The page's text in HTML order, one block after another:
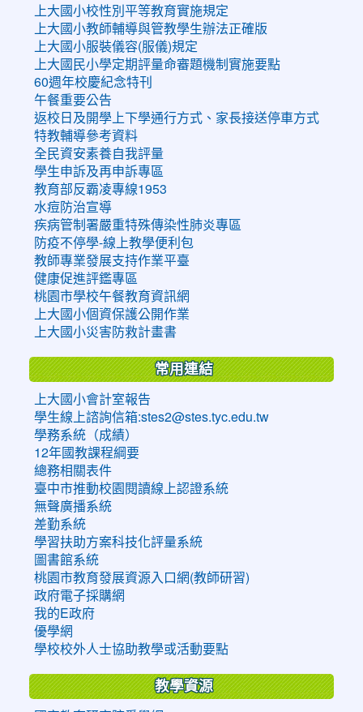
上大國小校性別平等教育實施規定
上大國小教師輔導與管教學生辦法正確版
上大國小服裝儀容(服儀)規定
上大國民小學定期評量命審題機制實施要點
60週年校慶紀念特刊
午餐重要公告
返校日及開學上下學通行方式、家長接送停車方式
特教輔導參考資料
全民資安素養自我評量
學生申訴及再申訴專區
教育部反霸凌專線1953
水痘防治宣導
疾病管制署嚴重特殊傳染性肺炎專區
防疫不停學-線上教學便利包
教師專業發展支持作業平臺
健康促進評鑑專區
桃園市學校午餐教育資訊網
上大國小個資保護公開作業
上大國小災害防救計畫書
常用連結
上大國小會計室報告
學生線上諮詢信箱:stes2@stes.tyc.edu.tw
學務系統（成績）
12年國教課程綱要
總務相關表件
臺中市推動校園閱讀線上認證系統
無聲廣播系統
差勤系統
學習扶助方案科技化評量系統
圖書館系統
桃園市教育發展資源入口網(教師研習)
政府電子採購網
我的E政府
優學網
學校校外人士協助教學或活動要點
教學資源